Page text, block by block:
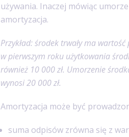
używania. Inaczej mówiąc
amortyzacja.
Przykład: środek trwały ma
w pierwszym roku użytkowania
również 10 000 zł. Umorzenie
wynosi 20 000 zł.
Amortyzacja może być
suma odpisów zrówna się z